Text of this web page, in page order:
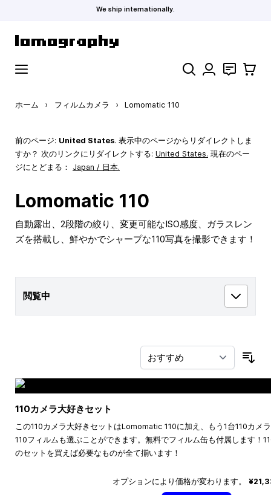
We ship internationally.
検索 お問い合わ
カート
ホーム › フィルムカメラ › Lomomatic 110
前のページ: United States. 表示中のページからリダイレクトしま
すか？ 次のリンクにリダイレクトする: United States. 現在のペー
ジにとどまる： Japan / 日本.
Lomomatic 110
自動露出、2段階の絞り、変更可能なISO感度、ガラスレン
ズを搭載し、鮮やかでシャープな110写真を撮影できます！
閲覧中
110カメラ大好きセット
この110カメラ大好きセットはLomomatic 110に加え、もう1台110カメ
110フィルムも選ぶことができます。無料でフィルム缶も付属します！
のセットを買えば必要なものが全て揃います！
オプションにより価格が変わります。